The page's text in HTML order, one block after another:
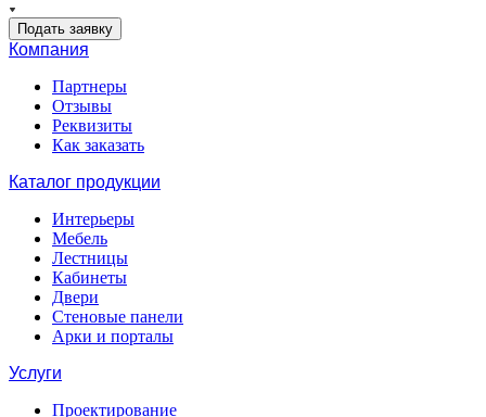
Подать заявку
Компания
Партнеры
Отзывы
Реквизиты
Как заказать
Каталог продукции
Интерьеры
Мебель
Лестницы
Кабинеты
Двери
Стеновые панели
Арки и порталы
Услуги
Проектирование